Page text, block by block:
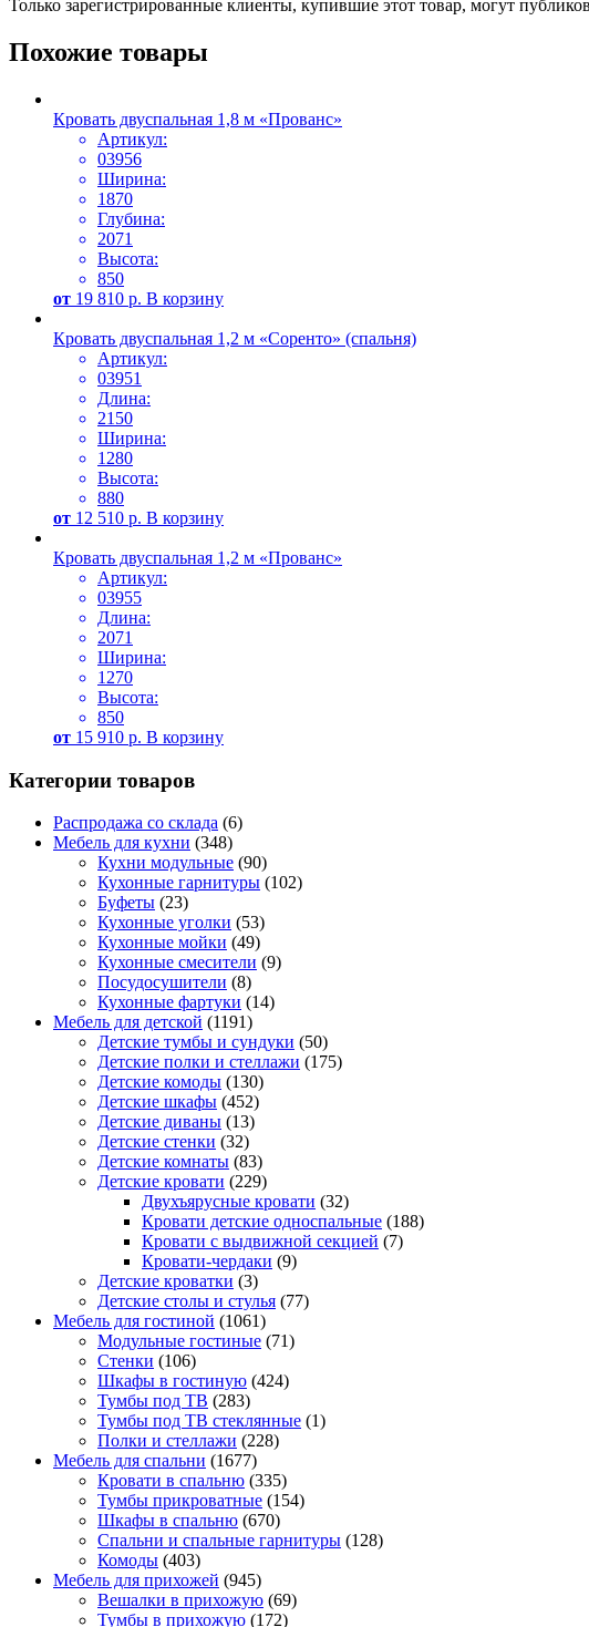
Только зарегистрированные клиенты, купившие этот товар, могут
Похожие товары
Кровать двуспальная 1,8 м «Прованс»
Артикул:
03956
Ширина:
1870
Глубина:
2071
Высота:
850
от 19 810 р. В корзину
Кровать двуспальная 1,2 м «Соренто» (спальня)
Артикул:
03951
Длина:
2150
Ширина:
1280
Высота:
880
от 12 510 р. В корзину
Кровать двуспальная 1,2 м «Прованс»
Артикул:
03955
Длина:
2071
Ширина:
1270
Высота:
850
от 15 910 р. В корзину
Категории товаров
Распродажа со склада (6)
Мебель для кухни (348)
Кухни модульные (90)
Кухонные гарнитуры (102)
Буфеты (23)
Кухонные уголки (53)
Кухонные мойки (49)
Кухонные смесители (9)
Посудосушители (8)
Кухонные фартуки (14)
Мебель для детской (1191)
Детские тумбы и сундуки (50)
Детские полки и стеллажи (175)
Детские комоды (130)
Детские шкафы (452)
Детские диваны (13)
Детские стенки (32)
Детские комнаты (83)
Детские кровати (229)
Двухъярусные кровати (32)
Кровати детские односпальные (188)
Кровати с выдвижной секцией (7)
Кровати-чердаки (9)
Детские кроватки (3)
Детские столы и стулья (77)
Мебель для гостиной (1061)
Модульные гостиные (71)
Стенки (106)
Шкафы в гостиную (424)
Тумбы под ТВ (283)
Тумбы под ТВ стеклянные (1)
Полки и стеллажи (228)
Мебель для спальни (1677)
Кровати в спальню (335)
Тумбы прикроватные (154)
Шкафы в спальню (670)
Спальни и спальные гарнитуры (128)
Комоды (403)
Мебель для прихожей (945)
Вешалки в прихожую (69)
Тумбы в прихожую (172)